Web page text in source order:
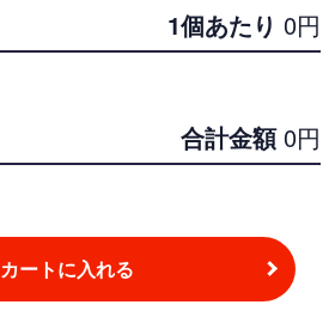
1個あたり 0円
合計金額 0円
カートに入れる